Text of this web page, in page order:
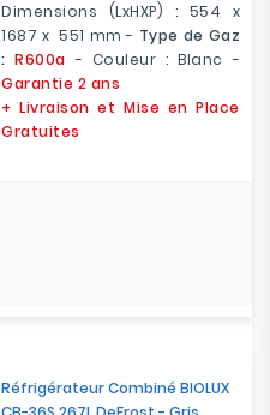
Dimensions (LxHXP) : 554 x
1687 x 551 mm - Type de Gaz
: R600a - Couleur : Blanc -
Garantie 2 ans
+ Livraison et Mise en Place
Gratuites
Réfrigérateur Combiné BIOLUX